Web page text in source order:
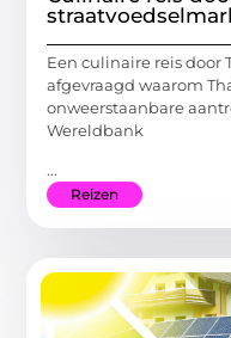
Een culinaire reis door
afgevraagd waarom
onweerstaanbare
Wereldbank
...
Reizen